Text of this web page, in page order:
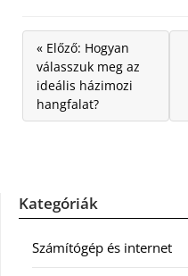
« Előző: Hogyan
válasszuk meg az
ideális házimozi
hangfalat?
Kategóriák
Számítógép és internet